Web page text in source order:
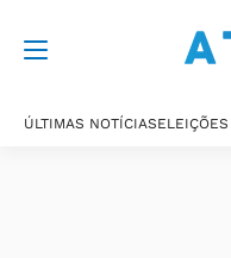
ÚLTIMAS NOTÍCIAS